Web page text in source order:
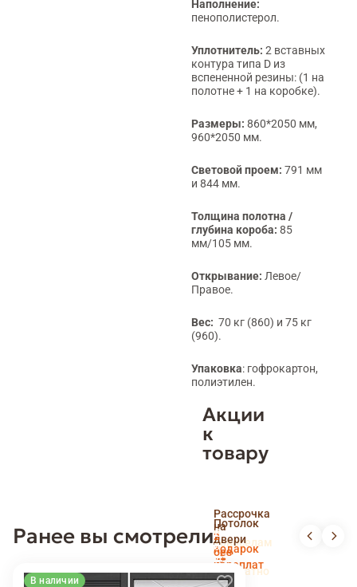
Наполнение:
пенополистерол.
Уплотнитель: 2 вставных
контура типа D из
вспененной резины: (1 на
полотне + 1 на коробке).
Размеры: 860*2050 мм,
960*2050 мм.
Световой проем: 791 мм
и 844 мм.
Толщина полотна /
глубина короба: 85
мм/105 мм.
Открывание: Левое/
Правое.
Вес: 70 кг (860) и 75 кг
(960).
Упаковка: гофрокартон,
полиэтилен.
Акции
к
товару
пенсионерам
и
новоселам
Рассрочка
на
двери
без
переплат
Потолок
в
подарок
Доставка
и
установка
беслпатно
Ранее вы смотрели
В наличии